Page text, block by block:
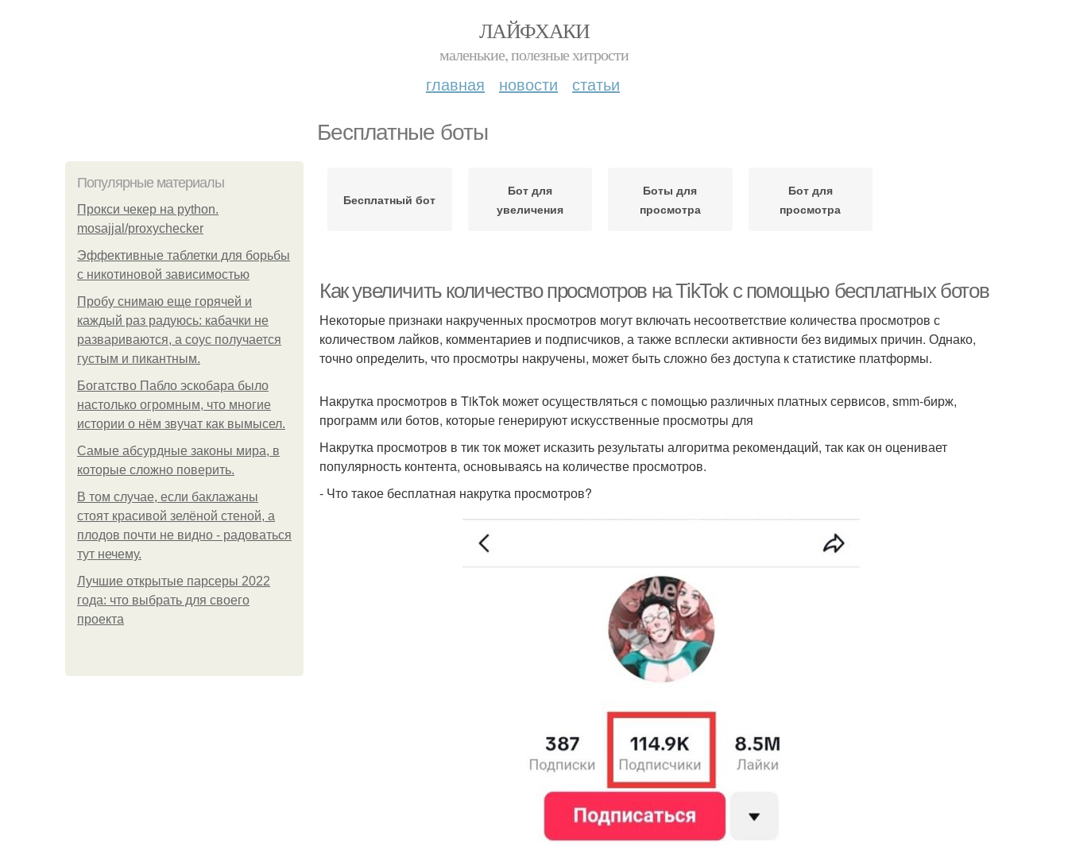
ЛАЙФХАКИ
маленькие, полезные хитрости
главная новости статьи
Бесплатные боты
Популярные материалы
Прокси чекер на python.
mosajjal/proxychecker
Эффективные таблетки для борьбы
с никотиновой зависимостью
Пробу снимаю еще горячей и
каждый раз радуюсь: кабачки не
развариваются, а соус получается
густым и пикантным.
Богатство Пабло эскобара было
настолько огромным, что многие
истории о нём звучат как вымысел.
Самые абсурдные законы мира, в
которые сложно поверить.
В том случае, если баклажаны
стоят красивой зелёной стеной, а
плодов почти не видно - радоваться
тут нечему.
Лучшие открытые парсеры 2022
года: что выбрать для своего
проекта
Бесплатный бот
Бот для
увеличения
Боты для
просмотра
Бот для
просмотра
Как увеличить количество просмотров на TikTok с помощью бесплатных ботов
Некоторые признаки накрученных просмотров могут включать несоответствие количества просмотров с
количеством лайков, комментариев и подписчиков, а также всплески активности без видимых причин. Однако,
точно определить, что просмотры накручены, может быть сложно без доступа к статистике платформы.
Накрутка просмотров в TikTok может осуществляться с помощью различных платных сервисов, smm-бирж,
программ или ботов, которые генерируют искусственные просмотры для
Накрутка просмотров в тик ток может исказить результаты алгоритма рекомендаций, так как он оценивает
популярность контента, основываясь на количестве просмотров.
- Что такое бесплатная накрутка просмотров?